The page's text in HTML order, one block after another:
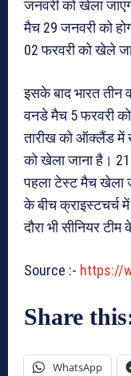
जनवरी को खेला
मैच 29 जनवरी को
02 फरवरी को खेले
इसके बाद भारत तीन
वनडे मैच 5 फरवरी
तारीख को ऑक्लैंड में
को खेला जाना है।
पहला टेस्ट मैच खेला
के बीच क्राइस्टचर्च
दौरा भी सीनियर
Source :- https://
Share
WhatsApp